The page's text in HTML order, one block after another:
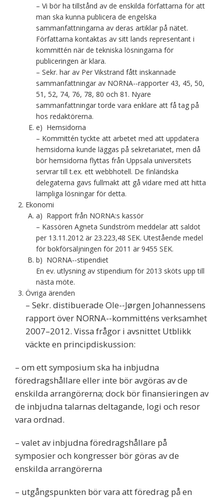
– Vi bör ha tillstånd av de enskilda författarna för att
man ska kunna publicera de engelska
sammanfattningarna av deras artiklar på nätet.
Författarna kontaktas av sitt lands representant i
kommittén när de tekniska lösningarna för
publiceringen är klara.
– Sekr. har av Per Vikstrand fått inskannade
sammanfattningar av NORNA-­‐rapporter 43, 45, 50,
51, 52, 74, 76, 78, 80 och 81. Nyare
sammanfattningar torde vara enklare att få tag på
hos redaktörerna.
e) Hemsidorna
– Kommittén tyckte att arbetet med att uppdatera
hemsidorna kunde läggas på sekretariatet, men då
bör hemsidorna flyttas från Uppsala universitets
servrar till t.ex. ett webbhotell. De finländska
delegaterna gavs fullmakt att gå vidare med att hitta
lämpliga lösningar för detta.
Ekonomi
a) Rapport från NORNA:s kassör
– Kassören Agneta Sundström meddelar att saldot
per 13.11.2012 är 23.223,48 SEK. Utestående medel
för bokförsäljningen för 2011 är 9455 SEK.
b) NORNA-­‐stipendiet
En ev. utlysning av stipendium för 2013 sköts upp till
nästa möte.
Övriga ärenden
– Sekr. distibuerade Ole-­‐Jørgen Johannessens
rapport över NORNA-­‐kommitténs verksamhet
2007–2012. Vissa frågor i avsnittet Utblikk
väckte en principdiskussion:
– om ett symposium ska ha inbjudna
föredragshållare eller inte bör avgöras av de
enskilda arrangörerna; dock bör finansieringen av
de inbjudna talarnas deltagande, logi och resor
vara ordnad.
– valet av inbjudna föredragshållare på
symposier och kongresser bör göras av de
enskilda arrangörerna
– utgångspunkten bör vara att föredrag på en